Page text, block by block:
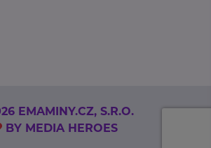
EMAMINY.CZ, S.R.O.
BY MEDIA HEROES